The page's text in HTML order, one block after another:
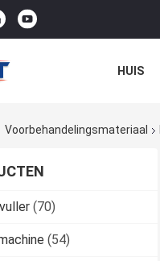
HUIS
Voorbehandelingsmateriaal
(70)
(54)